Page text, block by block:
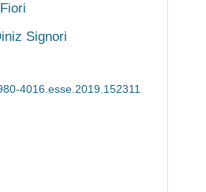
Signori
4016.esse.2019.152311